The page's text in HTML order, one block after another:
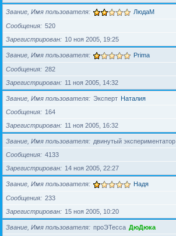
Звание, Имя пользователя ЛюдаМ
Сообщения
520
Зарегистрирован
10 ноя 2005, 19:25
Звание, Имя пользователя Prima
Сообщения
282
Зарегистрирован
11 ноя 2005, 14:32
Звание, Имя пользователя Эксперт Наталия
Сообщения
164
Зарегистрирован
11 ноя 2005, 16:32
Звание, Имя пользователя двинутый экспериментатор
Сообщения
4133
Зарегистрирован
14 ноя 2005, 22:27
Звание, Имя пользователя Надя
Сообщения
233
Зарегистрирован
15 ноя 2005, 10:20
Звание, Имя пользователя проЭТесса ДюДюка